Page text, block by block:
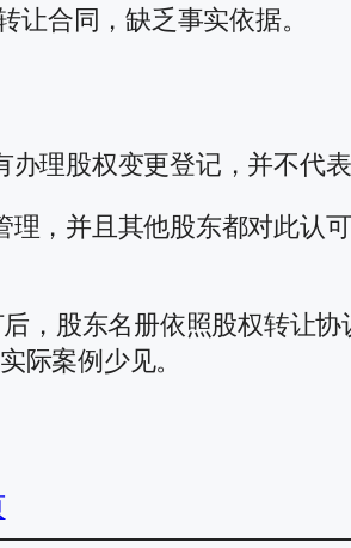
合同，缺乏事实依据。
理股权变更登记，并不代
，并且其他股东都对此认
，股东名册依照股权转让
际案例少见。